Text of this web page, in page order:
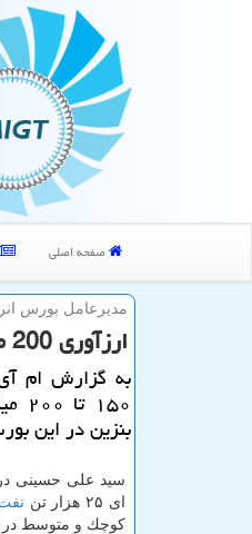
صفحه اصلی
مدیرعامل بورس
ارزآوری 200 میلیون دلاری فروش بنزین در بورس طی هر هفته
به گزارش ام
بنزین در این
سید علی حسینی در
ای ۲۵ هزار تن
كوچك و متوسط در